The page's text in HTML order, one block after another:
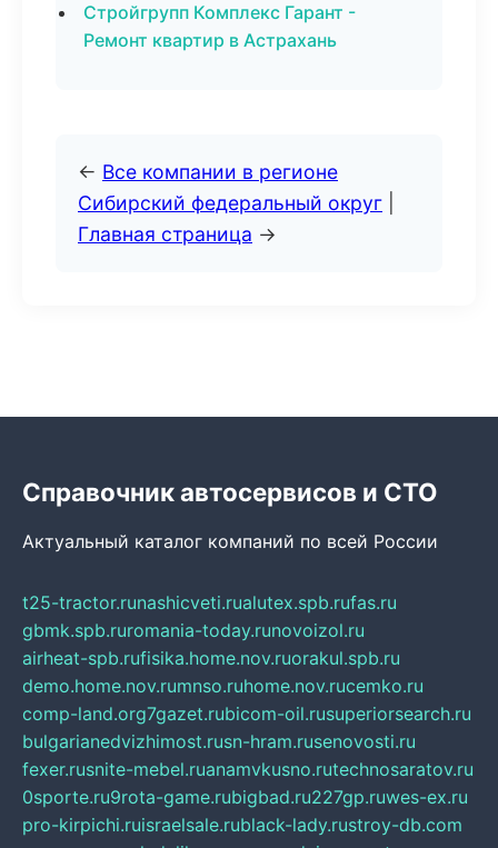
Стройгрупп Комплекс Гарант -
Ремонт квартир в Астрахань
← Все компании в регионе
Сибирский федеральный округ
Главная страница →
Справочник автосервисов и СТО
Актуальный каталог компаний по всей России
t25-tractor.runashicveti.rualutex.spb.rufas.ru
gbmk.spb.ruromania-today.runovoizol.ru
airheat-spb.rufisika.home.nov.ruorakul.spb.ru
demo.home.nov.rumnso.ruhome.nov.rucemko.ru
comp-land.org7gazet.rubicom-oil.rusuperiorsearch.ru
bulgarianedvizhimost.rusn-hram.rusenovosti.ru
fexer.rusnite-mebel.ruanamvkusno.rutechnosaratov.ru
0sporte.ru9rota-game.rubigbad.ru227gp.ruwes-ex.ru
pro-kirpichi.ruisraelsale.rublack-lady.rustroy-db.com